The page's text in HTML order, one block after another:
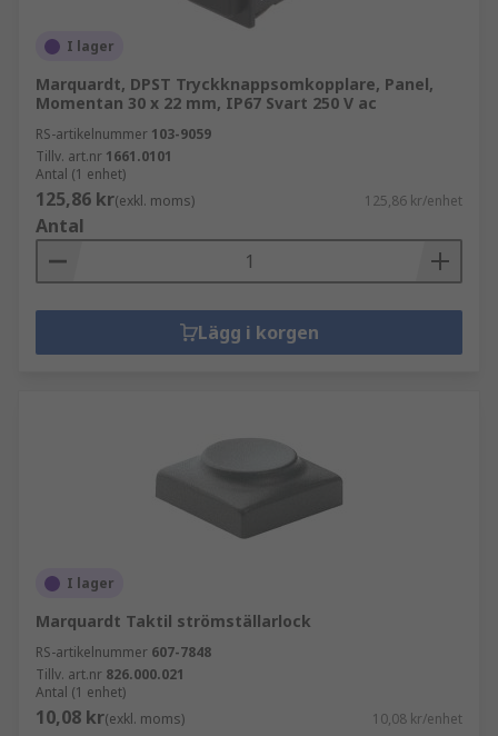
I lager
Marquardt, DPST Tryckknappsomkopplare, Panel,
Momentan 30 x 22 mm, IP67 Svart 250 V ac
RS-artikelnummer 103-9059
Tillv. art.nr 1661.0101
Antal (1 enhet)
125,86 kr(exkl. moms) 125,86 kr/enhet
Antal
Lägg i korgen
I lager
Marquardt Taktil strömställarlock
RS-artikelnummer 607-7848
Tillv. art.nr 826.000.021
Antal (1 enhet)
10,08 kr(exkl. moms) 10,08 kr/enhet